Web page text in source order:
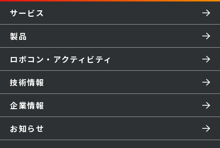
サービス
製品
ロボコン・アクティビティ
技術情報
企業情報
お知らせ